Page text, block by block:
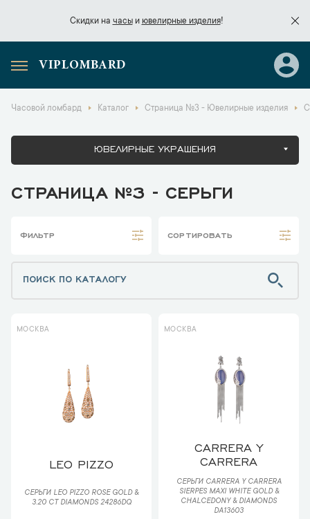
Скидки на часыи ювелирные изделия!
Скидки начасы
VIPLOMBARD
Часовой ломбард Каталог Страница №3 - Ювелирные изделия
ЮВЕЛИРНЫЕ УКРАШЕНИЯ
СТРАНИЦА №3 - СЕРЬГИ
ФИЛЬТР СОРТИРОВАТЬ
МОСКВА
LEO PIZZO
СЕРЬГИ LEO PIZZO ROSE GOLD &
3.20 CT DIAMONDS 24286DQ
МОСКВА
CARRERA Y
CARRERA
СЕРЬГИ CARRERA Y CARRERA
SIERPES MAXI WHITE GOLD &
CHALCEDONY & DIAMONDS
DA13603